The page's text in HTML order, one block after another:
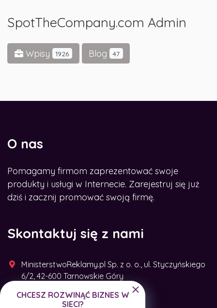
SpotTheCompany.com Admin
Wpisy 1926 Blog 47
O nas
Pomagamy firmom zaprezentować swoje
produkty i usługi w Internecie. Zarejestruj się już
dziś i zacznij promować swoją firmę.
Skontaktuj się z nami
MinisterstwoReklamy.pl Sp. z o. o., ul. Styczyńskiego
6/2, 42-600 Tarnowskie Góry
+48 791 493 287
CHCESZ ROZWINĄĆ BIZNES W
SIECI?